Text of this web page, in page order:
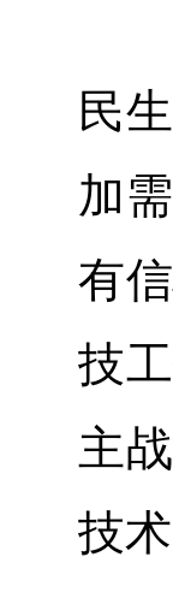
习
民
加
有
技
主
技